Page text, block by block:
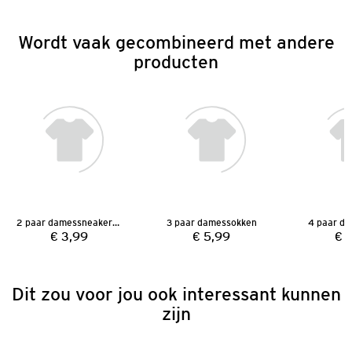
Wordt vaak gecombineerd met andere
producten
2 paar damessneakersokken
Prijs:
€ 3,99
3 paar damessokken
Prijs:
€ 5,99
4 paar
€
Dit zou voor jou ook interessant kunnen
zijn